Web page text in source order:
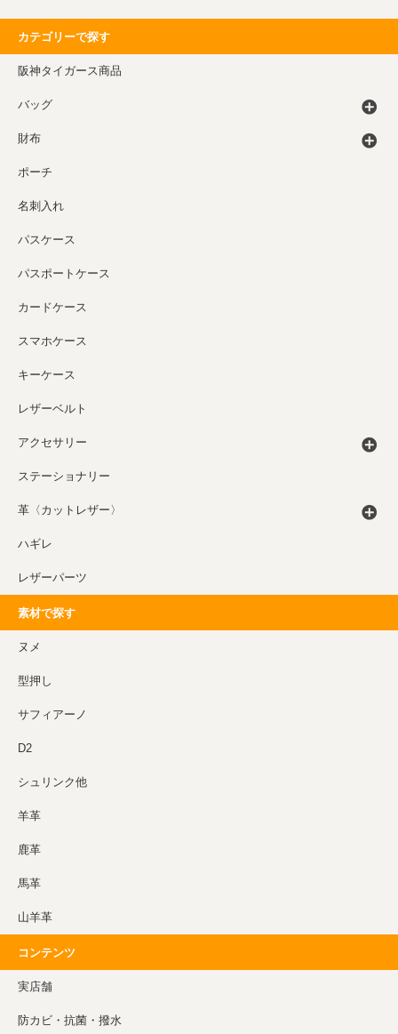
カテゴリーで探す
阪神タイガース商品
バッグ
財布
ポーチ
名刺入れ
パスケース
パスポートケース
カードケース
スマホケース
キーケース
レザーベルト
アクセサリー
ステーショナリー
革〈カットレザー〉
ハギレ
レザーパーツ
素材で探す
ヌメ
型押し
サフィアーノ
D2
シュリンク他
羊革
鹿革
馬革
山羊革
コンテンツ
実店舗
防カビ・抗菌・撥水